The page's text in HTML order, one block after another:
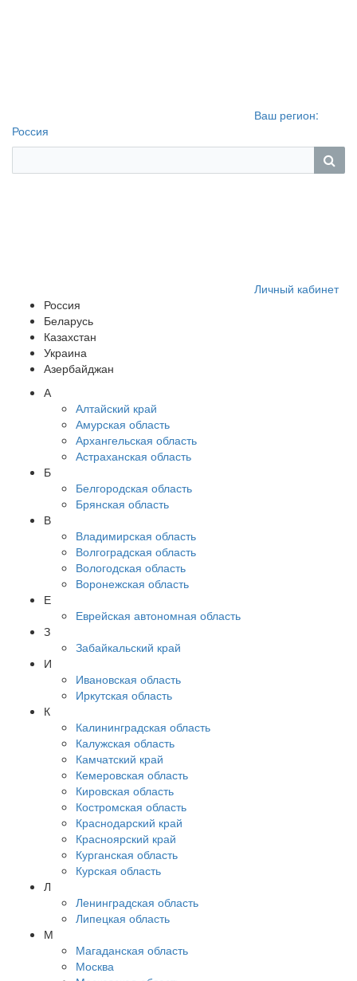
Ваш регион:
Россия
Личный кабинет
Россия
Беларусь
Казахстан
Украина
Азербайджан
А
Алтайский край
Амурская область
Архангельская область
Астраханская область
Б
Белгородская область
Брянская область
В
Владимирская область
Волгоградская область
Вологодская область
Воронежская область
Е
Еврейская автономная область
З
Забайкальский край
И
Ивановская область
Иркутская область
К
Калининградская область
Калужская область
Камчатский край
Кемеровская область
Кировская область
Костромская область
Краснодарский край
Красноярский край
Курганская область
Курская область
Л
Ленинградская область
Липецкая область
М
Магаданская область
Москва